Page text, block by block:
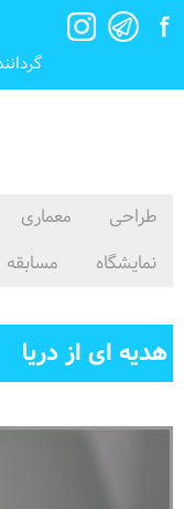
طراحی معماری
نمایشگاه
مسابقه
هدیه ای از دریا